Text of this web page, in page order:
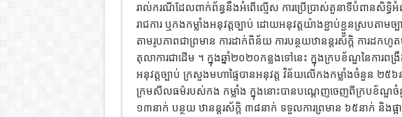
រាល់ករណីដែលពាក់ព័ន្ធនឹងអំពើល្មើស ការប្រើប្រាស់តួនាទីបំពានសិទ្ធិអំ
រាជការ ឬកងកម្លាំងអនុវត្តច្បាប់ ដោយអនុវត្តយ៉ាងខ្ជាប់ខ្ជួនស្របតាមច្
តាមរូបភាពជាព្រមាន ការដាក់ពិន័យ ការបន្ថយឋានន្តរស័ក្តិ ការដ
តុលាការជាដើម ។ ក្នុងឆ្នាំ២០២០កន្លងទៅនេះ ក្នុងក្របខ័ណ្ឌនៃការពង្
អនុវត្តច្បាប់ ក្រសួងមហាផ្ទៃបានអនុវត្ត វិន័យលើកងកម្លាំងចំនួន ២៥៦
ក្រមសីលធម៌របស់កង កម្លាំង ក្នុងនោះបានបណ្ដេញចេញពីក្របខ័
១៣នាក់ បន្ថយ ឋានន្តរស័ក្តិ ៣៨នាក់ ទទួលការព្រមាន ៦៥នាក់ និងផ្អ